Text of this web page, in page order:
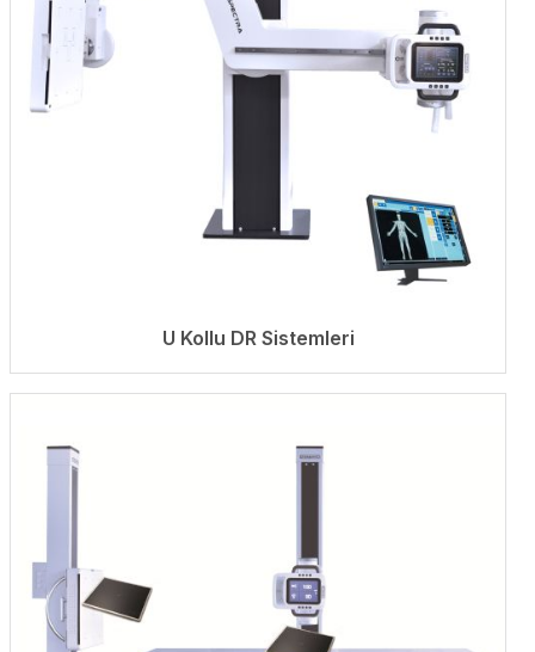
U Kollu DR Sistemleri